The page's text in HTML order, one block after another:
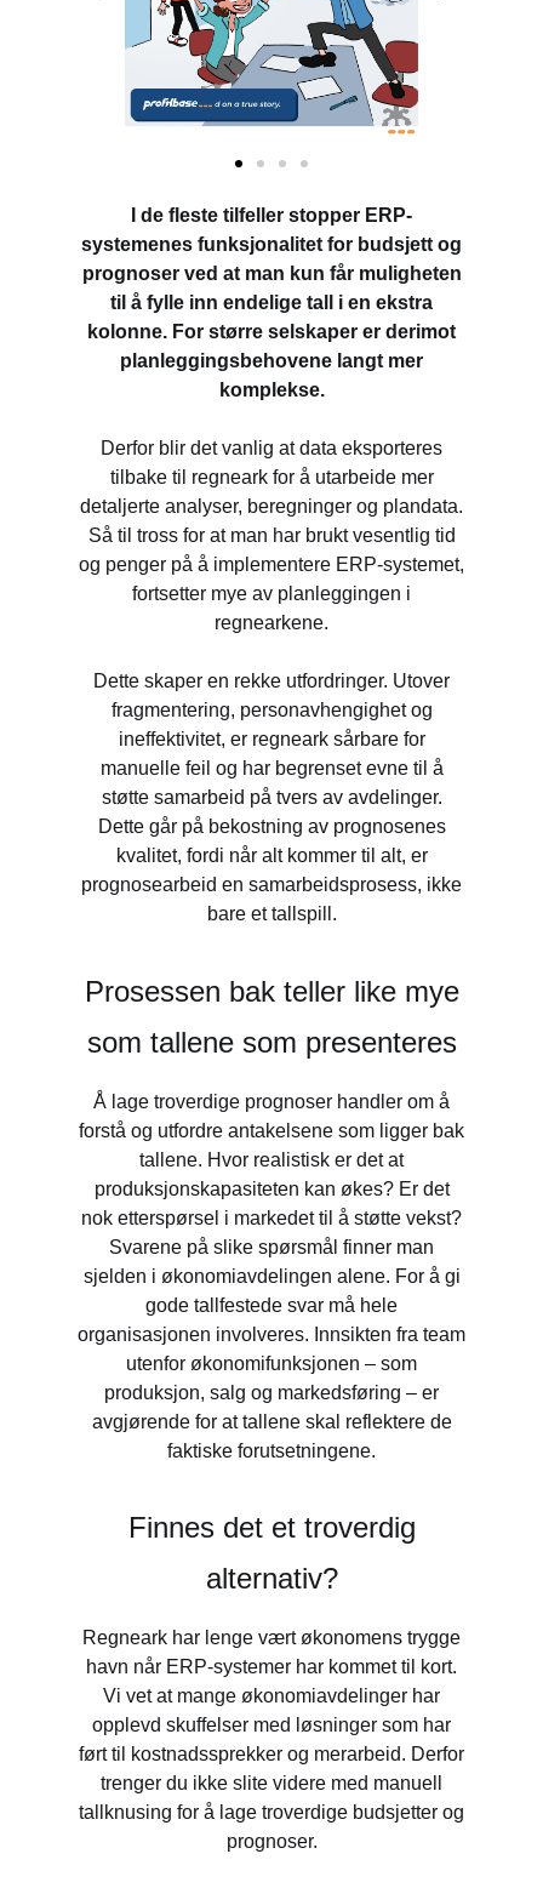
I de fleste tilfeller stopper ERP-
systemenes funksjonalitet for budsjett og
prognoser ved at man kun får muligheten
til å fylle inn endelige tall i en ekstra
kolonne. For større selskaper er derimot
planleggingsbehovene langt mer
komplekse.
Derfor blir det vanlig at data eksporteres
tilbake til regneark for å utarbeide mer
detaljerte analyser, beregninger og plandata.
Så til tross for at man har brukt vesentlig tid
og penger på å implementere ERP-systemet,
fortsetter mye av planleggingen i
regnearkene.
Dette skaper en rekke utfordringer. Utover
fragmentering, personavhengighet og
ineffektivitet, er regneark sårbare for
manuelle feil og har begrenset evne til å
støtte samarbeid på tvers av avdelinger.
Dette går på bekostning av prognosenes
kvalitet, fordi når alt kommer til alt, er
prognosearbeid en samarbeidsprosess, ikke
bare et tallspill.
Prosessen bak teller like mye
som tallene som presenteres
Å lage troverdige prognoser handler om å
forstå og utfordre antakelsene som ligger bak
tallene. Hvor realistisk er det at
produksjonskapasiteten kan økes? Er det
nok etterspørsel i markedet til å støtte vekst?
Svarene på slike spørsmål finner man
sjelden i økonomiavdelingen alene. For å gi
gode tallfestede svar må hele
organisasjonen involveres. Innsikten fra team
utenfor økonomifunksjonen – som
produksjon, salg og markedsføring – er
avgjørende for at tallene skal reflektere de
faktiske forutsetningene.
Finnes det et troverdig
alternativ?
Regneark har lenge vært økonomens trygge
havn når ERP-systemer har kommet til kort.
Vi vet at mange økonomiavdelinger har
opplevd skuffelser med løsninger som har
ført til kostnadssprekker og merarbeid. Derfor
trenger du ikke slite videre med manuell
tallknusing for å lage troverdige budsjetter og
prognoser.